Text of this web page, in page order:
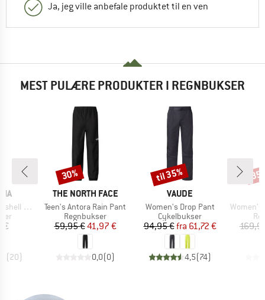
Ja, jeg ville anbefale produktet til en ven
MEST PULÆRE PRODUKTER I REGNBUKSER
Pants
€
(20)
MÆRKE
THE NORTH FACE
Artikel
Teen's Antora Rain Pant
Produktgruppe
Regnbukser
Pris
59,95 €Nedsat pris
41,97 €
0,0(0)
Rabat
30%
MÆRKE
VAUDE
Artikel
Women's Drop Pant
Produktgruppe
Cykelbukser
Pris
94,95 € Nedsat pris
fra 61,72 €
4,5(74)
Rabat
til 35%
Artikel
Women's